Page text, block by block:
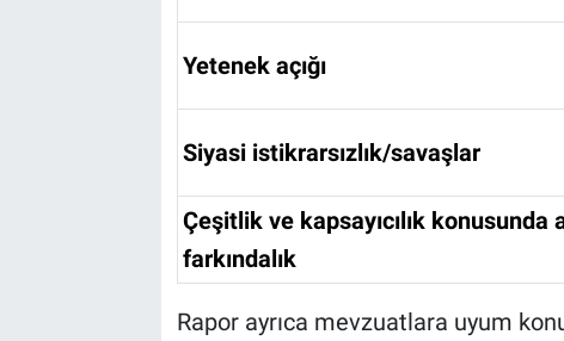
Yetenek açığı
Siyasi istikrarsızlık/savaşlar
Çeşitlik ve kapsayıcılık konusunda
farkındalık
Rapor ayrıca mevzuatlara uyum